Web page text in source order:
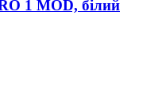
1 MOD, білий